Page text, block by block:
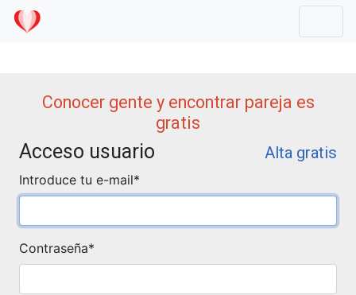
Conocer gente y encontrar pareja es
gratis
Acceso usuario Alta gratis
Introduce tu e-mail*
Contraseña*